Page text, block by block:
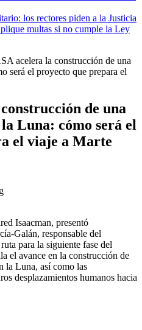
los rectores piden a la Justicia
multas si no cumple la Ley
acelera la construcción de una
será el proyecto que prepara el
de una
Luna: cómo será el
el viaje a Marte
Isaacman, presentó
Galán, responsable del
para la siguiente fase del
el avance en la construcción de
la Luna, así como las
desplazamientos humanos hacia